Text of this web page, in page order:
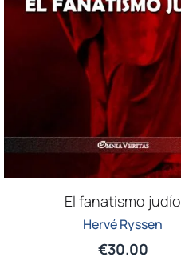
El fanatismo judío
Hervé Ryssen
€30.00